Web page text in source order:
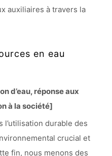
auxiliaires à travers la
en eau
d’eau, réponse aux
à la société]
l’utilisation durable des
crucial et
fin, nous menons des